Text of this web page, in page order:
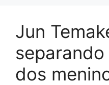
Jun
dos